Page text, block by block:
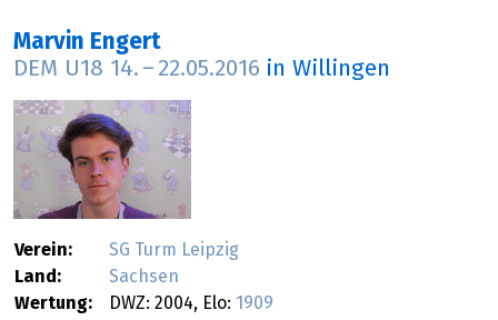
Marvin Engert
DEM U18 14. – 22.05.2016 in Willingen
Verein:
SG Turm Leipzig
Land:
Sachsen
Wertung:
DWZ: 2004, Elo: 1909